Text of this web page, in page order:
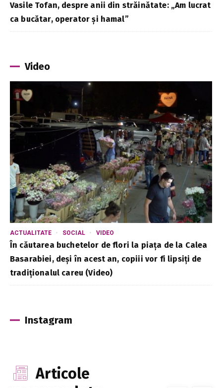
Vasile Tofan, despre anii din străinătate: „Am lucrat
ca bucătar, operator și hamal”
Video
ACTUALITATE SOCIAL VIDEO
În căutarea buchetelor de flori la piața de la Calea
Basarabiei, deși în acest an, copiii vor fi lipsiți de
tradiționalul careu (Video)
Instagram
Articole